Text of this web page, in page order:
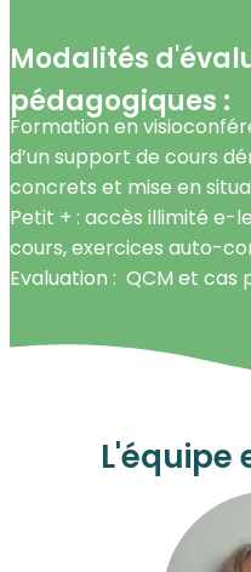
Modalités
pédagogiques :
Formation en
d’un support de cours
concrets et mise en
Petit + : accès illimité e-
cours, exercices auto-
Evaluation : QCM et cas
L'équipe